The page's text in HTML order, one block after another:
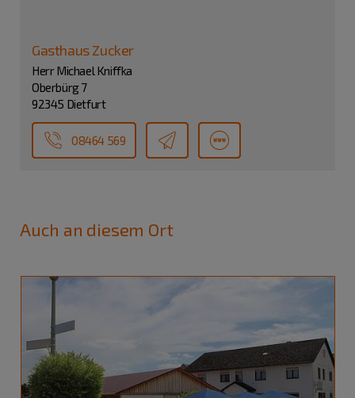
Gasthaus Zucker
Herr Michael Kniffka
Oberbürg 7
92345 Dietfurt
08464 569
Auch an diesem Ort